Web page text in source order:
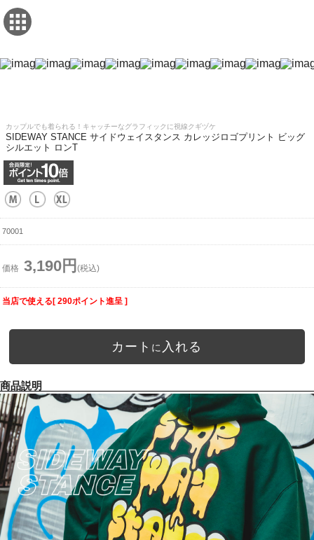
カップルでも着られる！キャッチーなグラフィックに視線クギヅケ
SIDEWAY STANCE サイドウェイスタンス カレッジロゴプリント ビッグ
シルエット ロンT
70001
価格 3,190円 (税込)
当店で使える[ 290ポイント進呈 ]
カート に 入れる
商品説明